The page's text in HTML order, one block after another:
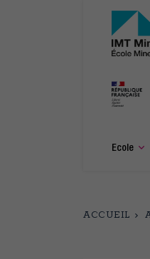
Ecole
ACCUEIL